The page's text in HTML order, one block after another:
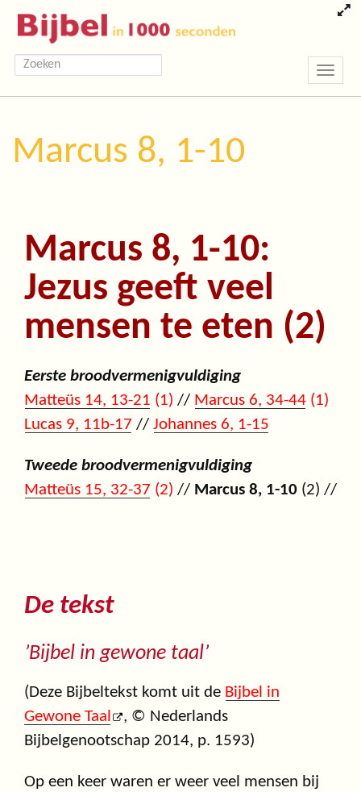
Toggle
Marcus 8, 1-10
Marcus 8, 1-10:
Jezus geeft veel
mensen te eten (2)
Eerste broodvermenigvuldiging
Matteüs 14, 13-21 (1) // Marcus 6, 34-44 (1)
Lucas 9, 11b-17 // Johannes 6, 1-15
Tweede broodvermenigvuldiging
Matteüs 15, 32-37 (2) // Marcus 8, 1-10 (2) //
De tekst
’Bijbel in gewone taal’
(Deze Bijbeltekst komt uit de Bijbel in
Gewone Taal
, © Nederlands
Bijbelgenootschap 2014, p. 1593)
Op een keer waren er weer veel mensen bij